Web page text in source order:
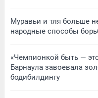
Муравьи и тля больше
народные способы
«Чемпионкой быть —
Барнаула завоевала
бодибилдингу